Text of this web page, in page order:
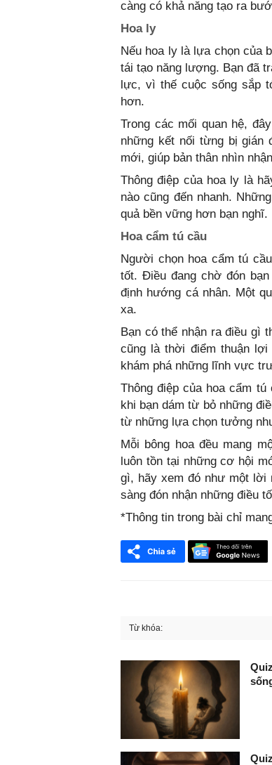
càng có khả năng tạo ra
Hoa ly
Nếu hoa ly là lựa chọn của
tái tạo năng lượng. Bạn đã
lực, vì thế cuộc sống sắp
hơn.
Trong các mối quan hệ,
những kết nối từng bị gián
mới, giúp bản thân nhìn
Thông điệp của hoa ly là
nào cũng đến nhanh.
quả bền vững hơn bạn nghĩ.
Hoa cẩm tú cầu
Người chọn hoa cẩm tú
tốt. Điều đang chờ đón
định hướng cá nhân. Một
xa.
Bạn có thể nhận ra điều gì
cũng là thời điểm thuận
khám phá những lĩnh vực
Thông điệp của hoa cẩm
khi bạn dám từ bỏ những
từ những lựa chọn tưởng
Mỗi bông hoa đều mang
luôn tồn tại những cơ hội
gì, hãy xem đó như một lời
sàng đón nhận những điều
*Thông tin trong bài chỉ
Từ khóa: